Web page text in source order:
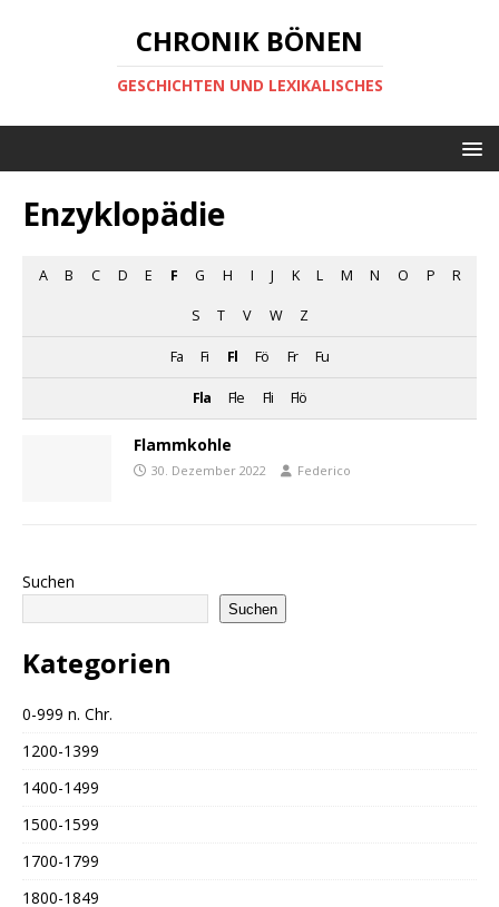
CHRONIK BÖNEN
GESCHICHTEN UND LEXIKALISCHES
Enzyklopädie
A B C D E F G H I J K L M N O P R
S T V W Z
Fa Fi Fl Fö Fr Fu
Fla Fle Fli Flö
Flammkohle
30. Dezember 2022 Federico
Suchen
Suchen
Kategorien
0-999 n. Chr.
1200-1399
1400-1499
1500-1599
1700-1799
1800-1849